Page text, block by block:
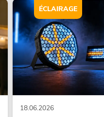
18.06.2026
ÉCLAIRAGE